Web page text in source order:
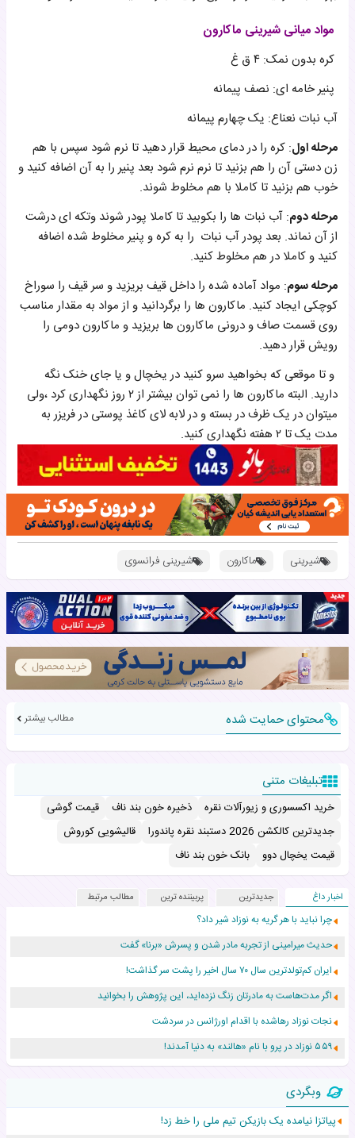
مواد میانی شیرینی ماکارون
کره بدون نمک: ۴ ق غ
پنیر خامه ای: نصف پیمانه
آب نبات نعناع: یک چهارم پیمانه
مرحله اول: کره را در دمای محیط قرار دهید تا نرم شود سپس با هم
زن دستی آن را هم بزنید تا نرم نرم شود بعد پنیر را به آن اضافه کنید و
خوب هم بزنید تا کاملا با هم مخلوط شوند.
مرحله دوم: آب نبات ها را بکوبید تا کاملا پودر شوند وتکه ای درشت
از آن نماند. بعد پودر آب نبات را به کره و پنیر مخلوط شده اضافه
کنید و کاملا در هم مخلوط کنید.
مرحله سوم: مواد آماده شده را داخل قیف بریزید و سر قیف را سوراخ
کوچکی ایجاد کنید. ماکارون ها را برگردانید و از مواد به مقدار مناسب
روی قسمت صاف و درونی ماکارون ها بریزید و ماکارون دومی را
رویش قرار دهید.
و تا موقعی که بخواهید سرو کنید در یخچال و یا جای خنک نگه
دارید. البته ماکارون ها را نمی توان بیشتر از ۲ روز نگهداری کرد ،ولی
میتوان در یک ظرف در بسته و در لابه لای کاغذ پوستی در فریزر به
مدت یک تا ۲ هفته نگهداری کنید.
شیرینی ماکارون شیرینی فرانسوی
محتوای حمایت شده مطالب بیشتر
تبلیغات متنی
خرید اکسسوری و زیورآلات نقره ذخیره خون بند ناف
قیمت گوشی
جدیدترین کالکشن 2026 دستبند نقره پاندورا
قالیشویی کوروش
قیمت یخچال دوو
بانک خون بند ناف
اخبار داغ جدیدترین پربیننده ترین مطالب مرتبط
چرا نباید با هر گریه به نوزاد شیر داد؟
حدیث میرامینی از تجربه مادر شدن و پسرش «برنا» گفت
ایران کم‌تولدترین سال ۷۰ سال اخیر را پشت سر گذاشت!
اگر مدت‌هاست به مادرتان زنگ نزده‌اید، این پژوهش را بخوانید
نجات نوزاد رهاشده با اقدام اورژانس در سردشت
۵۵۹ نوزاد در پرو با نام «هالند» به دنیا آمدند!
زن ۲۴ ساله پس از درمان سرطان رحم، مادر شد
افزایش قد این دختر، چند میلیون دلار برای پدرش خرج داشته
حرکت غیرقانونی یک پرستار، جان دوقلوها را نجات داد!
وبگردی
پیاتزا نیامده یک بازیکن تیم ملی را خط زد!